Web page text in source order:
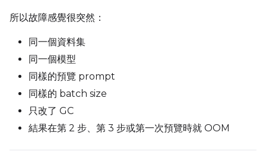
所以故障感覺很突然：
同一個資料集
同一個模型
同樣的預覽 prompt
同樣的 batch size
只改了 GC
結果在第 2 步、第 3 步或第一次預覽時就 OOM